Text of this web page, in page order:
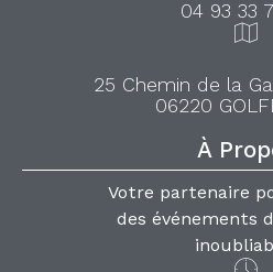
04 93 33
25 Chemin de la
06220
À
Votre partenaire
des événements